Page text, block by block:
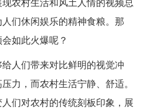
们休闲娱乐的精神食粮。那
如此火爆呢？
人们带来对比鲜明的视觉冲
力，而农村生活宁静、舒适。
们对农村的传统刻板印象，展